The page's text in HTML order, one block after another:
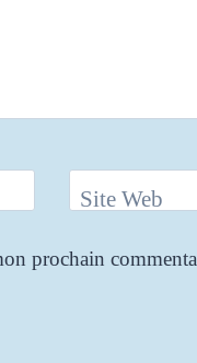
Site Web
prochain